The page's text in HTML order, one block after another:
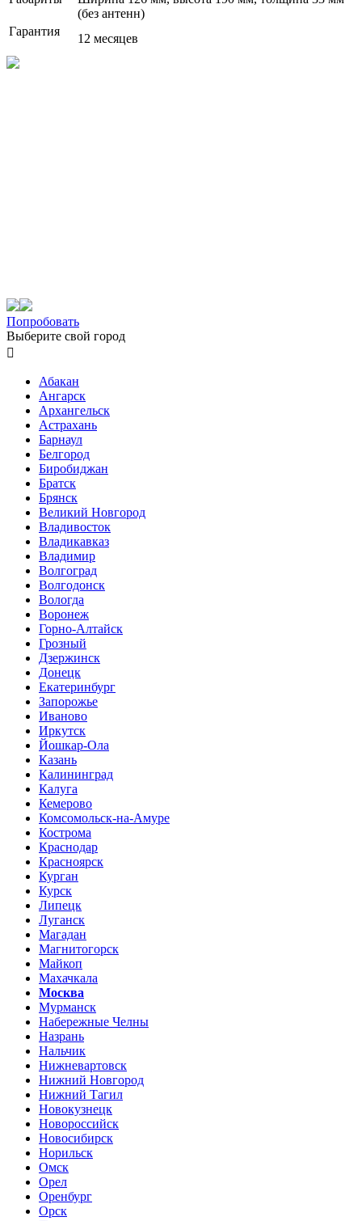
(без антенн)
Гарантия
12 месяцев
Попробовать
Выберите свой город

Абакан
Ангарск
Архангельск
Астрахань
Барнаул
Белгород
Биробиджан
Братск
Брянск
Великий Новгород
Владивосток
Владикавказ
Владимир
Волгоград
Волгодонск
Вологда
Воронеж
Горно-Алтайск
Грозный
Дзержинск
Донецк
Екатеринбург
Запорожье
Иваново
Иркутск
Йошкар-Ола
Казань
Калининград
Калуга
Кемерово
Комсомольск-на-Амуре
Кострома
Краснодар
Красноярск
Курган
Курск
Липецк
Луганск
Магадан
Магнитогорск
Майкоп
Махачкала
Москва
Мурманск
Набережные Челны
Назрань
Нальчик
Нижневартовск
Нижний Новгород
Нижний Тагил
Новокузнецк
Новороссийск
Новосибирск
Норильск
Омск
Орел
Оренбург
Орск